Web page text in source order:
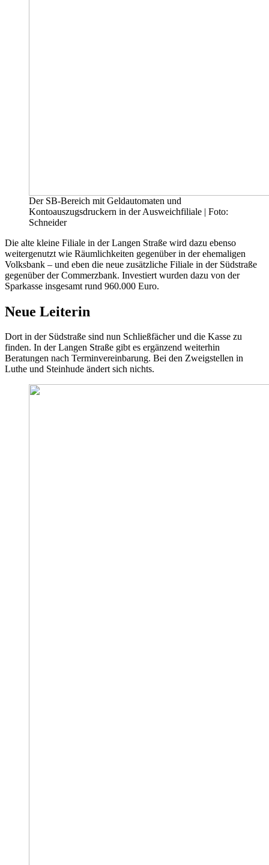
Der SB-Bereich mit Geldautomaten und
Kontoauszugsdruckern in der Ausweichfiliale | Foto:
Schneider
Die alte kleine Filiale in der Langen Straße wird dazu ebenso
weitergenutzt wie Räumlichkeiten gegenüber in der ehemaligen
Volksbank – und eben die neue zusätzliche Filiale in der Südstraße
gegenüber der Commerzbank. Investiert wurden dazu von der
Sparkasse insgesamt rund 960.000 Euro.
Neue Leiterin
Dort in der Südstraße sind nun Schließfächer und die Kasse zu
finden. In der Langen Straße gibt es ergänzend weiterhin
Beratungen nach Terminvereinbarung. Bei den Zweigstellen in
Luthe und Steinhude ändert sich nichts.